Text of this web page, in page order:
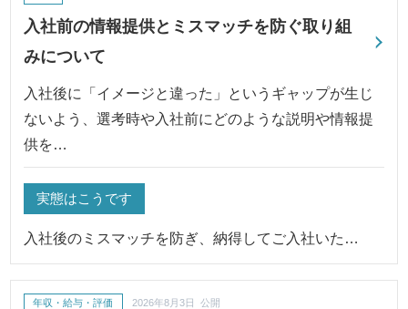
入社前の情報提供とミスマッチを防ぐ取り組
みについて
入社後に「イメージと違った」というギャップが生じ
ないよう、選考時や入社前にどのような説明や情報提
供を…
実態はこうです
入社後のミスマッチを防ぎ、納得してご入社いた…
年収・給与・評価 2026年8月3日 公開